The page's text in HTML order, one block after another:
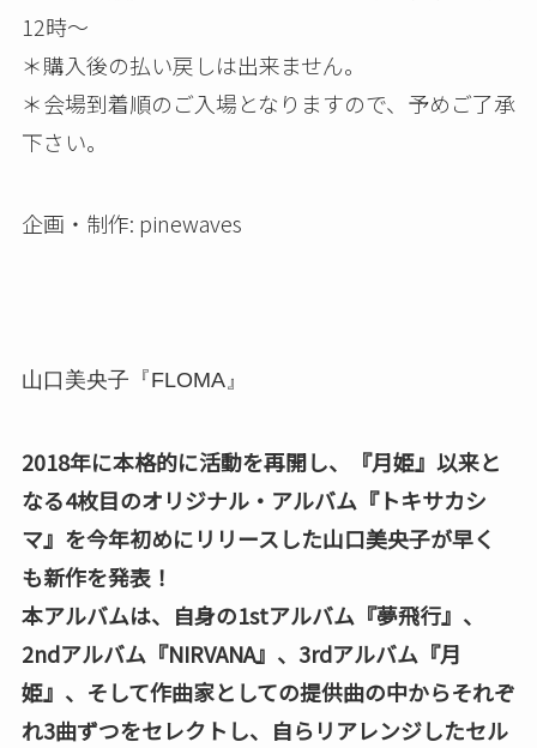
12時～
＊購入後の払い戻しは出来ません。
＊会場到着順のご入場となりますので、予めご了承
下さい。
企画・制作: pinewaves
山口美央子『FLOMA』
2018年に本格的に活動を再開し、『月姫』以来と
なる4枚目のオリジナル・アルバム『トキサカシ
マ』を今年初めにリリースした山口美央子が早く
も新作を発表！
本アルバムは、自身の1stアルバム『夢飛行』、
2ndアルバム『NIRVANA』、3rdアルバム『月
姫』、そして作曲家としての提供曲の中からそれぞ
れ3曲ずつをセレクトし、自らリアレンジしたセル